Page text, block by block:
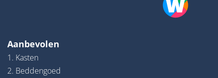
Aanbevolen
1. Kasten
2. Beddengoed